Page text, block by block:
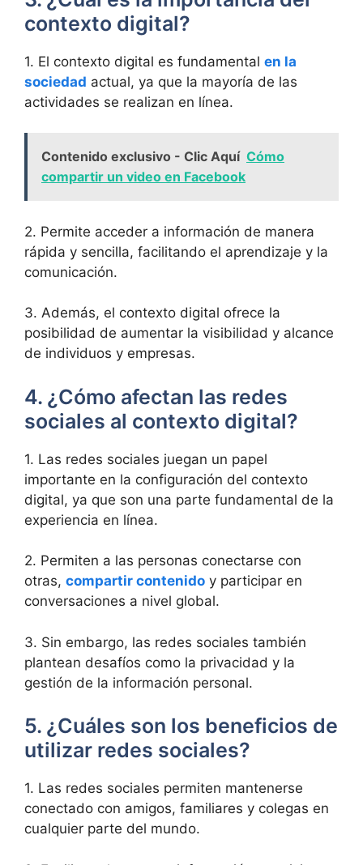
contexto digital?
1. El contexto digital es fundamental en la
sociedad actual, ya que la mayoría de las
actividades se realizan en línea.
Contenido exclusivo - Clic Aquí Cómo
compartir un video en Facebook
2. Permite acceder a información de manera
rápida y sencilla, facilitando el aprendizaje y la
comunicación.
3. Además, el contexto digital ofrece la
posibilidad de aumentar la visibilidad y alcance
de individuos y empresas.
4. ¿Cómo afectan las redes
sociales al contexto digital?
1. Las redes sociales juegan un papel
importante en la configuración del contexto
digital, ya que son una parte fundamental de la
experiencia en línea.
2. Permiten a las personas conectarse con
otras, compartir contenido y participar en
conversaciones a nivel global.
3. Sin embargo, las redes sociales también
plantean desafíos como la privacidad y la
gestión de la información personal.
5. ¿Cuáles son los beneficios de
utilizar redes sociales?
1. Las redes sociales permiten mantenerse
conectado con amigos, familiares y colegas en
cualquier parte del mundo.